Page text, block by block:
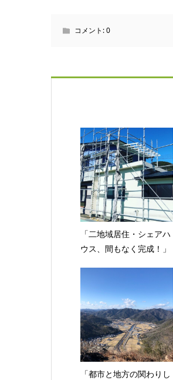
コメント:0
「二地域居住・シェアハ
ウス、間もなく完成！」
「都市と地方の関わりし